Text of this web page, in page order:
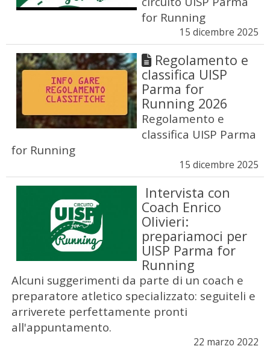
for Running
15 dicembre 2025
Regolamento e
classifica UISP
Parma for
Running 2026
Regolamento e
classifica UISP Parma
for Running
15 dicembre 2025
Intervista con
Coach Enrico
Olivieri:
prepariamoci per
UISP Parma for
Running
Alcuni suggerimenti da parte di un coach e
preparatore atletico specializzato: seguiteli e
arriverete perfettamente pronti
all'appuntamento.
22 marzo 2022